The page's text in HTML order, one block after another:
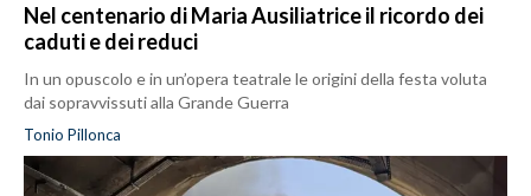
Nel centenario di Maria Ausiliatrice il ricordo dei
caduti e dei reduci
In un opuscolo e in un’opera teatrale le origini della festa voluta
dai sopravvissuti alla Grande Guerra
Tonio Pillonca